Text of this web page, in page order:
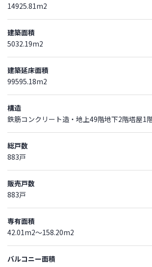
14925.81m2
建築面積
5032.19m2
建築延床面積
99595.18m2
構造
鉄筋コンクリート造・地上49階地下2階塔屋1
総戸数
883戸
販売戸数
883戸
専有面積
42.01m2～158.20m2
バルコニー面積